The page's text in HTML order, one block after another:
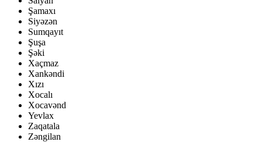
Şamaxı
Siyəzən
Sumqayıt
Şuşa
Şəki
Xaçmaz
Xankəndi
Xızı
Xocalı
Xocavənd
Yevlax
Zaqatala
Zəngilan